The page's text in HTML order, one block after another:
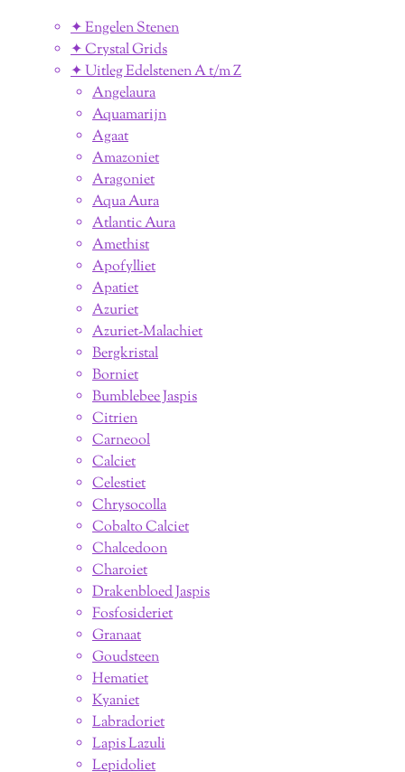
✦ Engelen Stenen
✦ Crystal Grids
✦ Uitleg Edelstenen A t/m Z
Angelaura
Aquamarijn
Agaat
Amazoniet
Aragoniet
Aqua Aura
Atlantic Aura
Amethist
Apofylliet
Apatiet
Azuriet
Azuriet-Malachiet
Bergkristal
Borniet
Bumblebee Jaspis
Citrien
Carneool
Calciet
Celestiet
Chrysocolla
Cobalto Calciet
Chalcedoon
Charoiet
Drakenbloed Jaspis
Fosfosideriet
Granaat
Goudsteen
Hematiet
Kyaniet
Labradoriet
Lapis Lazuli
Lepidoliet